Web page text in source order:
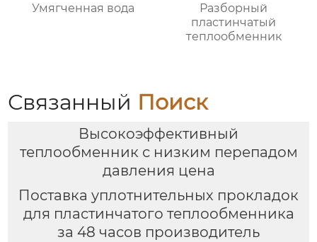
Умягченная вода
Разборный
пластинчатый
теплообменник
Связанный Поиск
Высокоэффективный
теплообменник с низким перепадом
давления цена
Поставка уплотнительных прокладок
для пластинчатого теплообменника
за 48 часов производитель